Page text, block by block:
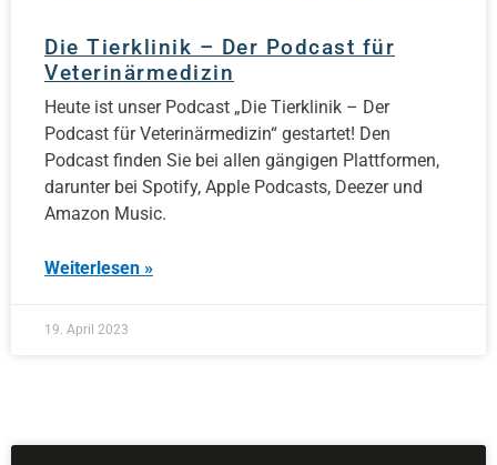
Die Tierklinik – Der Podcast für
Veterinärmedizin
Heute ist unser Podcast „Die Tierklinik – Der
Podcast für Veterinärmedizin“ gestartet! Den
Podcast finden Sie bei allen gängigen Plattformen,
darunter bei Spotify, Apple Podcasts, Deezer und
Amazon Music.
Weiterlesen »
19. April 2023